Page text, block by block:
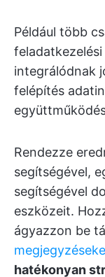
Például több
integrálódnak
felépítés
Rendezze
segítségével,
segítségével
eszközeit.
ágyazzon be
hatékonyan